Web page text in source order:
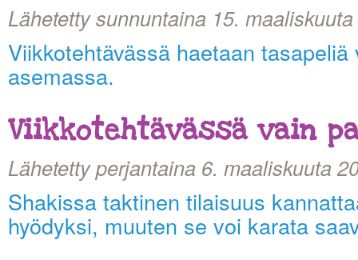
Lähetetty sunnuntaina 15.
Viikkotehtävässä haetaan tasapeliä
asemassa.
Viikkotehtävässä vain
Lähetetty perjantaina 6. maaliskuuta
Shakissa taktinen tilaisuus
hyödyksi, muuten se voi karata